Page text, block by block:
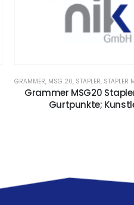
STAPLERSITZE
GRAMMER, MSG 20, STAPLER, STAPLER
Grammer MSG20
Gurtpunkte;